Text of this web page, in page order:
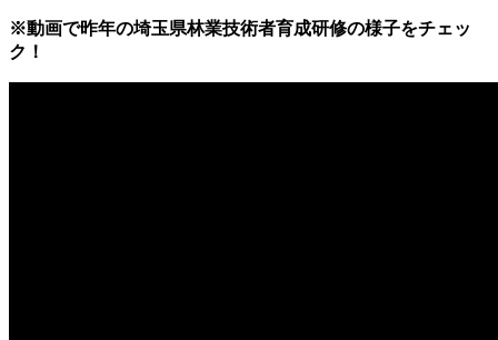
※動画で昨年の埼玉県林業技術者育成研修の様子をチェッ
ク！